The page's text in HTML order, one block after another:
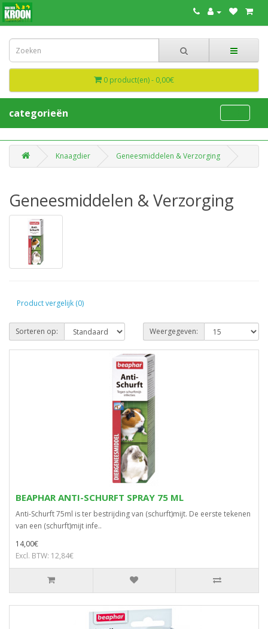
0 product(en) - 0,00€
categorieën
Knaagdier Geneesmiddelen & Verzorging
Geneesmiddelen & Verzorging
Product vergelijk (0)
Sorteren op: Weergegeven:
BEAPHAR ANTI-SCHURFT SPRAY 75 ML
Anti-Schurft 75ml is ter bestrijding van (schurft)mijt. De eerste tekenen
van een (schurft)mijt infe..
14,00€
Excl. BTW: 12,84€